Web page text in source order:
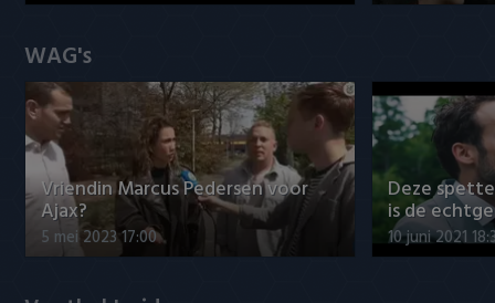
WAG's
Vriendin Marcus Pedersen voor
Ajax?
5 mei 2023 17:00
Deze
is de
10 juni 2021